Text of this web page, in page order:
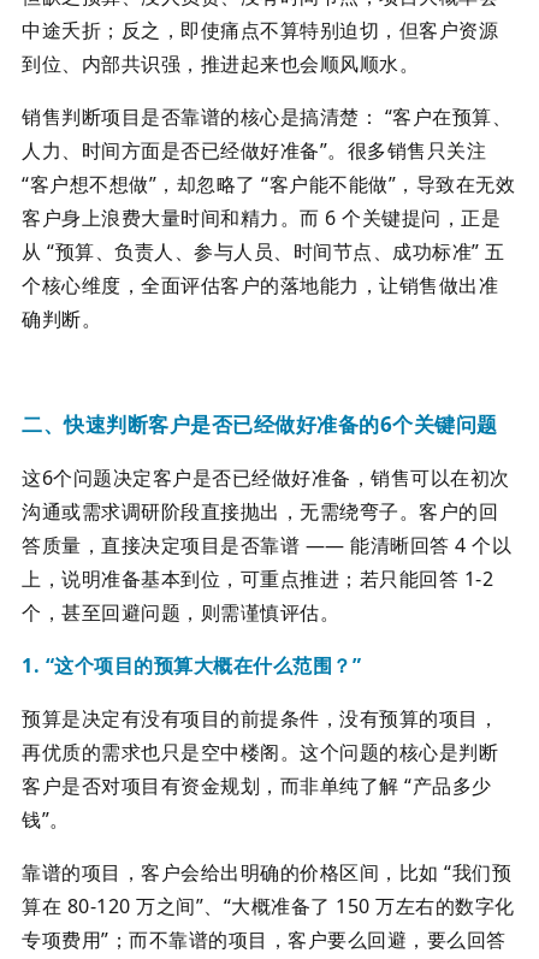
中途夭折；反之，即使痛点不算特别迫切，但客户资源
到位、内部共识强，推进起来也会顺风顺水。
销售判断项目是否靠谱的核心是搞清楚： “客户在预算、
人力、时间方面是否已经做好准备”。很多销售只关注
“客户想不想做”，却忽略了 “客户能不能做”，导致在无效
客户身上浪费大量时间和精力。而 6 个关键提问，正是
从 “预算、负责人、参与人员、时间节点、成功标准” 五
个核心维度，全面评估客户的落地能力，让销售做出准
确判断。
二、快速判断客户是否已经做好准备的6个关键问题
这6个问题决定客户是否已经做好准备，销售可以在初次
沟通或需求调研阶段直接抛出，无需绕弯子。客户的回
答质量，直接决定项目是否靠谱 —— 能清晰回答 4 个以
上，说明准备基本到位，可重点推进；若只能回答 1-2
个，甚至回避问题，则需谨慎评估。
1. “这个项目的预算大概在什么范围？”
预算是决定有没有项目的前提条件，没有预算的项目，
再优质的需求也只是空中楼阁。这个问题的核心是判断
客户是否对项目有资金规划，而非单纯了解 “产品多少
钱”。
靠谱的项目，客户会给出明确的价格区间，比如 “我们预
算在 80-120 万之间”、“大概准备了 150 万左右的数字化
专项费用”；而不靠谱的项目，客户要么回避，要么回答